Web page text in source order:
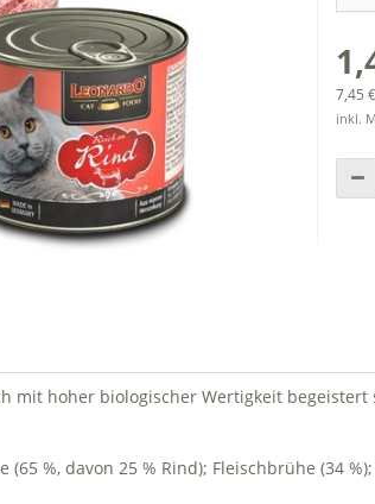
7,45
inkl.
mit hoher biologischer Wertigkeit begeistert
%, davon 25 % Rind); Fleischbrühe (34